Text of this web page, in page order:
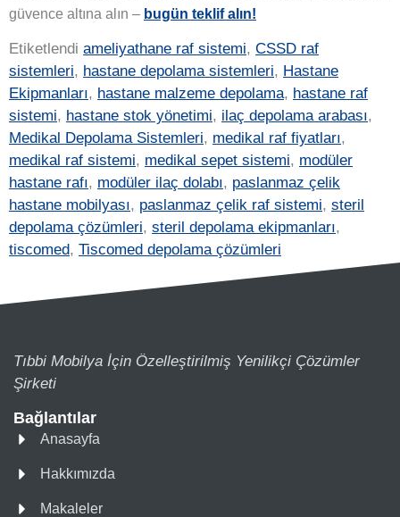
güvence altına alın – bugün teklif alın!
Etiketlendi ameliyathane raf sistemi, CSSD raf
sistemleri, hastane depolama sistemleri, Hastane
Ekipmanları, hastane malzeme depolama, hastane raf
sistemi, hastane stok yönetimi, ilaç depolama arabası,
Medikal Depolama Sistemleri, medikal raf fiyatları,
medikal raf sistemi, medikal sepet sistemi, modüler
hastane rafı, modüler ilaç dolabı, paslanmaz çelik
hastane mobilyası, paslanmaz çelik raf sistemi, steril
depolama çözümleri, steril depolama ekipmanları,
tiscomed, Tiscomed depolama çözümleri
Tıbbi Mobilya İçin Özelleştirilmiş Yenilikçi Çözümler
Şirketi
Bağlantılar
Anasayfa
Hakkımızda
Makaleler